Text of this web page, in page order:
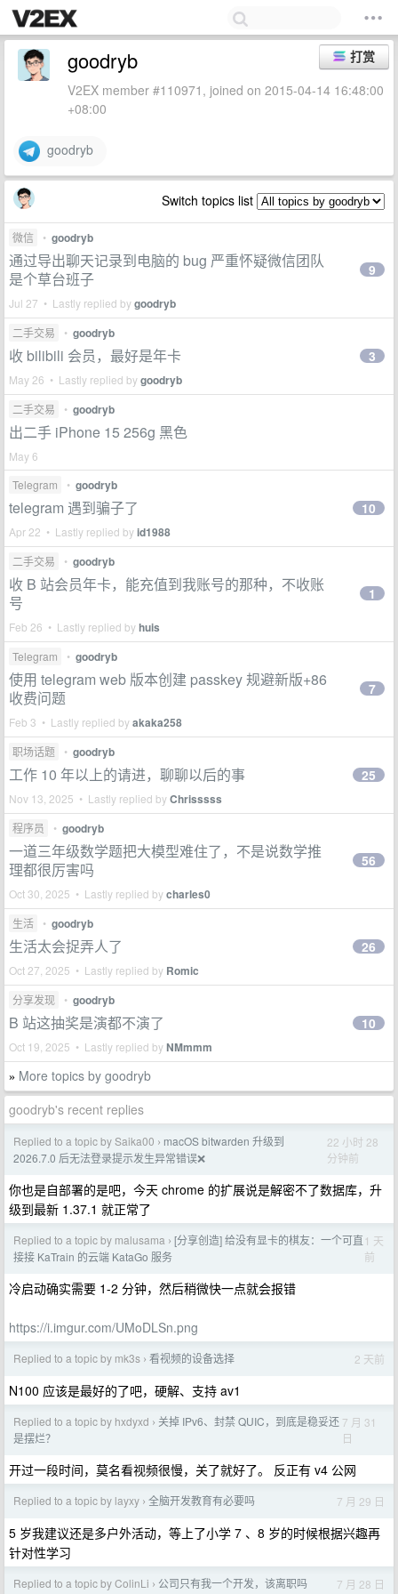
打赏
goodryb
V2EX member #110971, joined on 2015-04-14 16:48:00
+08:00
goodryb
Switch topics list
微信 • goodryb
通过导出聊天记录到电脑的 bug 严重怀疑微信团队
是个草台班子
Jul 27 • Lastly replied bygoodryb
9
二手交易 • goodryb
收 bilibili 会员，最好是年卡
May 26 • Lastly replied bygoodryb
3
二手交易 • goodryb
出二手 iPhone 15 256g 黑色
May 6
Telegram
• goodryb
telegram 遇到骗子了
Apr 22 • Lastly replied byid1988
10
二手交易 • goodryb
收 B 站会员年卡，能充值到我账号的那种，不收账
号
Feb 26 • Lastly replied byhuis
1
Telegram • goodryb
使用 telegram web 版本创建 passkey 规避新版+86
收费问题
Feb 3 • Lastly replied byakaka258
7
职场话题 • goodryb
工作 10 年以上的请进，聊聊以后的事
Nov 13, 2025 • Lastly replied byChrisssss
25
程序员 • goodryb
一道三年级数学题把大模型难住了，不是说数学推
理都很厉害吗
Oct 30, 2025 • Lastly replied bycharles0
56
生活 • goodryb
生活太会捉弄人了
Oct 27, 2025 • Lastly replied by Romic
26
分享发现 • goodryb
B 站这抽奖是演都不演了
Oct 19, 2025 • Lastly replied byNMmmm
10
» More topics by goodryb
goodryb's recent replies
Replied to a topic by Saika00 › macOS bitwarden 升级到
2026.7.0 后无法登录提示发生异常错误❌
22 小时 28
分钟前
你也是自部署的是吧，今天 chrome 的扩展说是解密不了数据库，升
级到最新 1.37.1 就正常了
Replied to a topic by malusama › [分享创造] 给没有显卡的棋友：一个可直
接接 KaTrain 的云端 KataGo 服务
1 天
前
冷启动确实需要 1-2 分钟，然后稍微快一点就会报错
https://i.imgur.com/UMoDLSn.png
Replied to a topic by mk3s › 看视频的设备选择 2 天前
N100 应该是最好的了吧，硬解、支持 av1
Replied to a topic by hxdyxd › 关掉 IPv6、封禁 QUIC，到底是稳妥还
是摆烂？
7 月 31
日
开过一段时间，莫名看视频很慢，关了就好了。 反正有 v4 公网
Replied to a topic by layxy › 全脑开发教育有必要吗 7 月 29 日
5 岁我建议还是多户外活动，等上了小学 7 、8 岁的时候根据兴趣再
针对性学习
Replied to a topic by ColinLi › 公司只有我一个开发，该离职吗 7 月 28 日